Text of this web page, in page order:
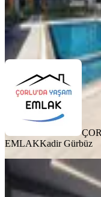
ÇORLU’DA YAŞAM
Ara
EMLAKKadir Gürbüz
MANZARALI